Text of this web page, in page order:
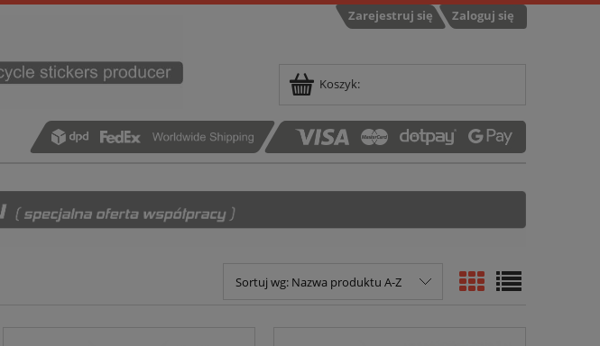
Zarejestruj się Zaloguj się
Koszyk:
Sortuj wg: Nazwa produktu A-Z